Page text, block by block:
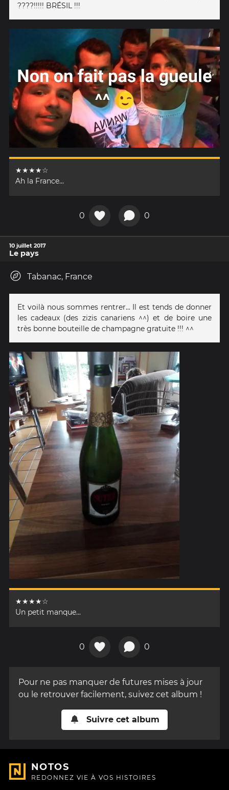
????!!!!! BRÉSIL !!!
★★★★☆
Ah la France...
0 0
10 juillet 2017
Le pays
Tabanac, France
Et voilà nous sommes rentrer... Il est tends de donner
les cadeaux (des zizis canariens ^^) et de boire une
très bonne bouteille de champagne gratuite !!! ^^
★★★★☆
Un petit manque...
0 0
Pour ne pas manquer de futures mises à jour
ou le retrouver facilement, suivez cet album !
Suivre cet album
NOTOS
REDONNEZ VIE À VOS HISTOIRES